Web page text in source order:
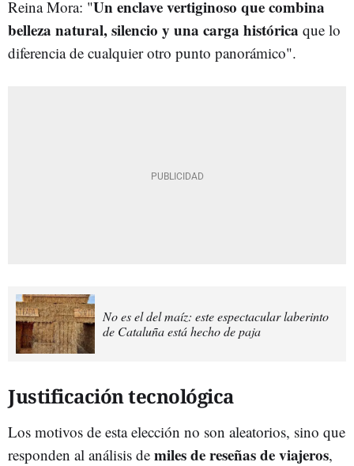
Reina Mora: "Un enclave vertiginoso que combina
belleza natural, silencio y una carga histórica que lo
diferencia de cualquier otro punto panorámico".
No es el del maíz: este espectacular laberinto
de Cataluña está hecho de paja
Justificación tecnológica
Los motivos de esta elección no son aleatorios, sino que
responden al análisis de miles de reseñas de viajeros,